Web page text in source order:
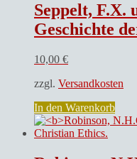
Seppelt, F.X.
Geschichte der
10,00 €
zzgl. Versandkosten
In den Warenkorb